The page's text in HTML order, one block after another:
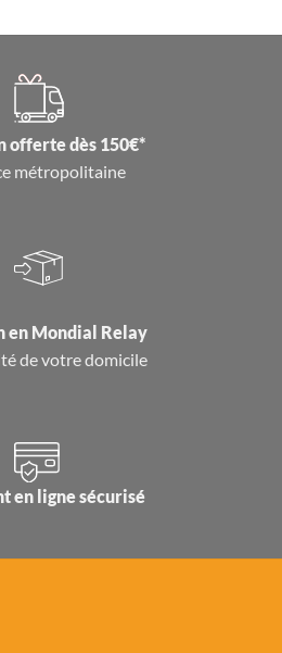
offerte dès 150€*
métropolitaine
en Mondial Relay
de votre domicile
en ligne sécurisé